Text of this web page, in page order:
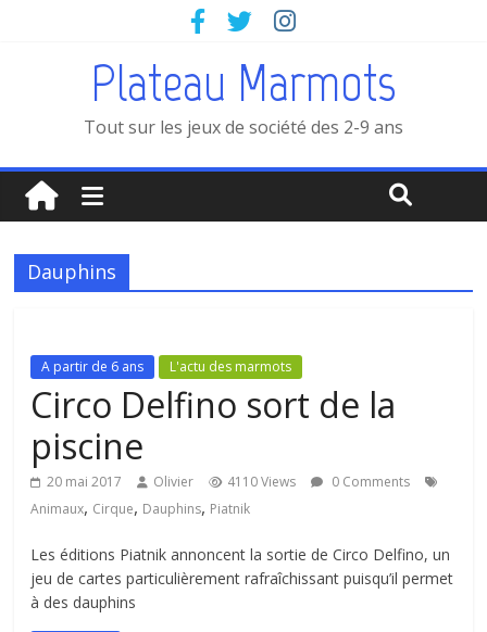
Plateau Marmots
Tout sur les jeux de société des 2-9 ans
Dauphins
A partir de 6 ans L'actu des marmots
Circo Delfino sort de la
piscine
20 mai 2017 Olivier 4110 Views
0 Comments
Animaux, Cirque, Dauphins, Piatnik
Les éditions Piatnik annoncent la sortie de Circo Delfino, un
jeu de cartes particulièrement rafraîchissant puisqu’il permet
à des dauphins